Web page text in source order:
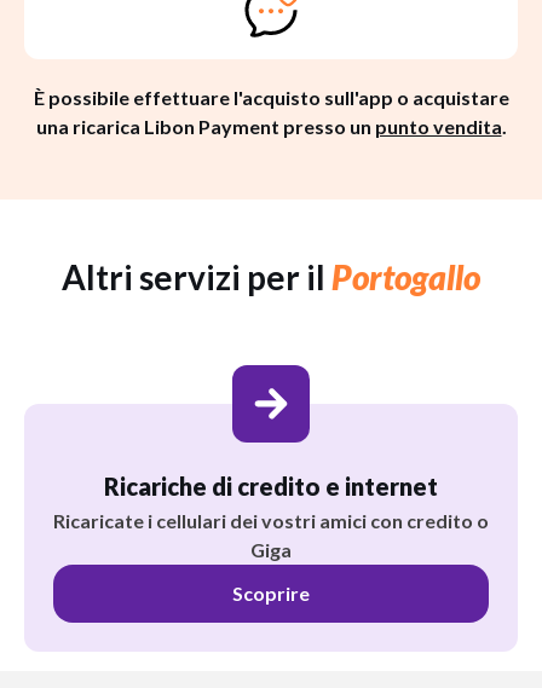
È possibile effettuare l'acquisto sull'app o acquistare
una ricarica Libon Payment presso un punto vendita.
Altri servizi per il Portogallo
Ricariche di credito e internet
Ricaricate i cellulari dei vostri amici con credito o
Giga
Scoprire